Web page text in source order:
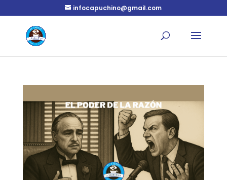
infocapuchino@gmail.com